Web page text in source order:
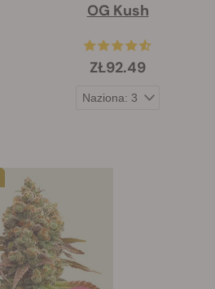
OG Kush
ZŁ92.49